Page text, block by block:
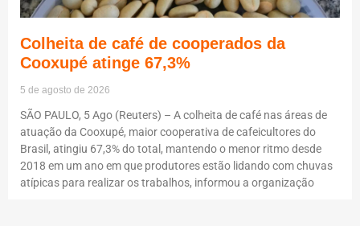
Colheita de café de cooperados da
Cooxupé atinge 67,3%
5 de agosto de 2026
SÃO PAULO, 5 Ago (Reuters) – A colheita de café nas áreas de
atuação da Cooxupé, maior cooperativa de cafeicultores do
Brasil, atingiu 67,3% do total, mantendo o menor ritmo desde
2018 em um ano em que produtores estão lidando com chuvas
atípicas para realizar os trabalhos, informou a organização